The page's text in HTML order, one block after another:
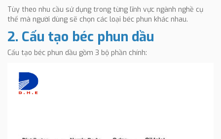
Tùy theo nhu cầu sử dụng trong từng lĩnh vực ngành nghề cụ
thể mà người dùng sẽ chọn các loại béc phun khác nhau.
2. Cấu tạo béc phun dầu
Cấu tạo béc phun dầu gồm 3 bộ phần chính: